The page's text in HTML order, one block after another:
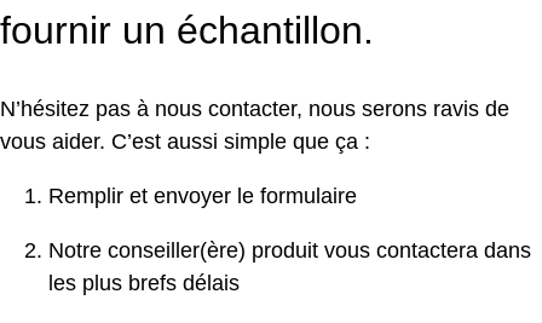
fournir un échantillon.
N’hésitez pas à nous contacter, nous serons ravis de
vous aider. C’est aussi simple que ça :
Remplir et envoyer le formulaire
Notre conseiller(ère) produit vous contactera dans
les plus brefs délais